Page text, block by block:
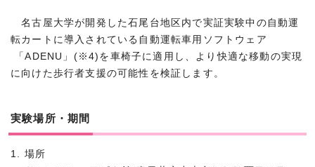
名古屋大学が開発した石尾台地区内で実証実験中の自動運
転カートに導入されている自動運転車用ソフトウェア
「ADENU」(※4)を車椅子に適用し、より快適な移動の実現
に向けた歩行者支援の可能性を検証します。
実験場所・期間
1. 場所